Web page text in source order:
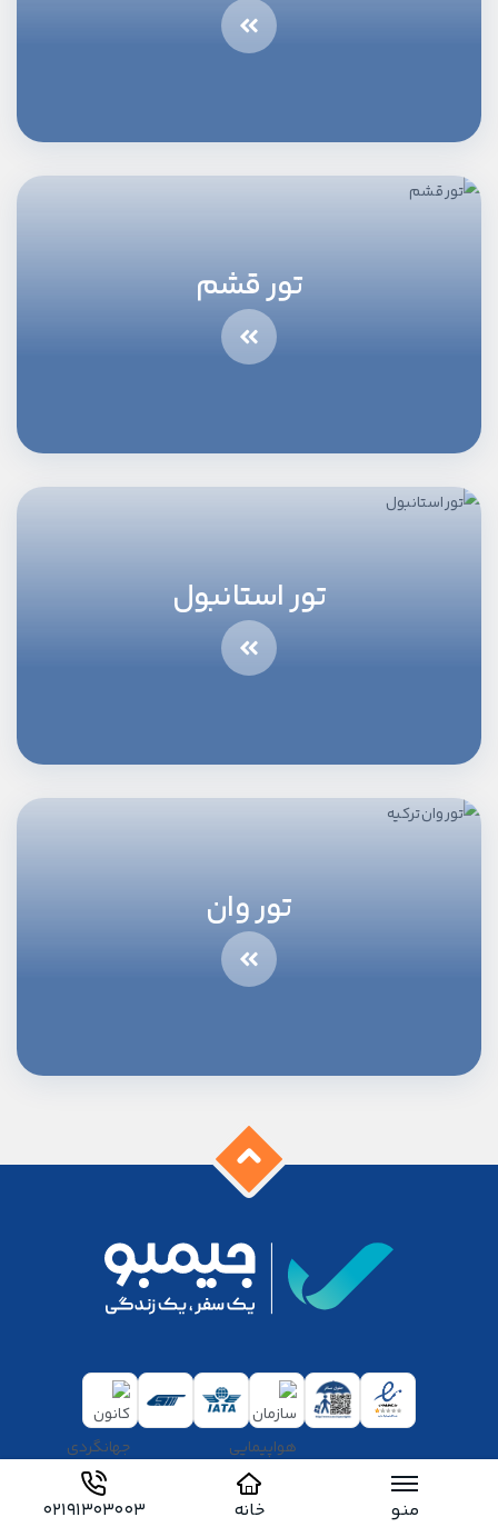
منو خانه 02191303003
تور قشم
تور استانبول
تور وان
تماس با ما
خدمات مشتریان
مرکز پشتیبانی